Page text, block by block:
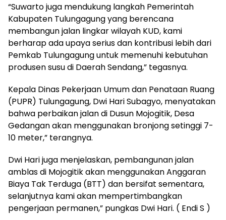
“Suwarto juga mendukung langkah Pemerintah
Kabupaten Tulungagung yang berencana
membangun jalan lingkar wilayah KUD, kami
berharap ada upaya serius dan kontribusi lebih dari
Pemkab Tulungagung untuk memenuhi kebutuhan
produsen susu di Daerah Sendang,” tegasnya.
Kepala Dinas Pekerjaan Umum dan Penataan Ruang
(PUPR) Tulungagung, Dwi Hari Subagyo, menyatakan
bahwa perbaikan jalan di Dusun Mojogitik, Desa
Gedangan akan menggunakan bronjong setinggi 7-
10 meter,” terangnya.
Dwi Hari juga menjelaskan, pembangunan jalan
amblas di Mojogitik akan menggunakan Anggaran
Biaya Tak Terduga (BTT) dan bersifat sementara,
selanjutnya kami akan mempertimbangkan
pengerjaan permanen,” pungkas Dwi Hari. ( Endi S )